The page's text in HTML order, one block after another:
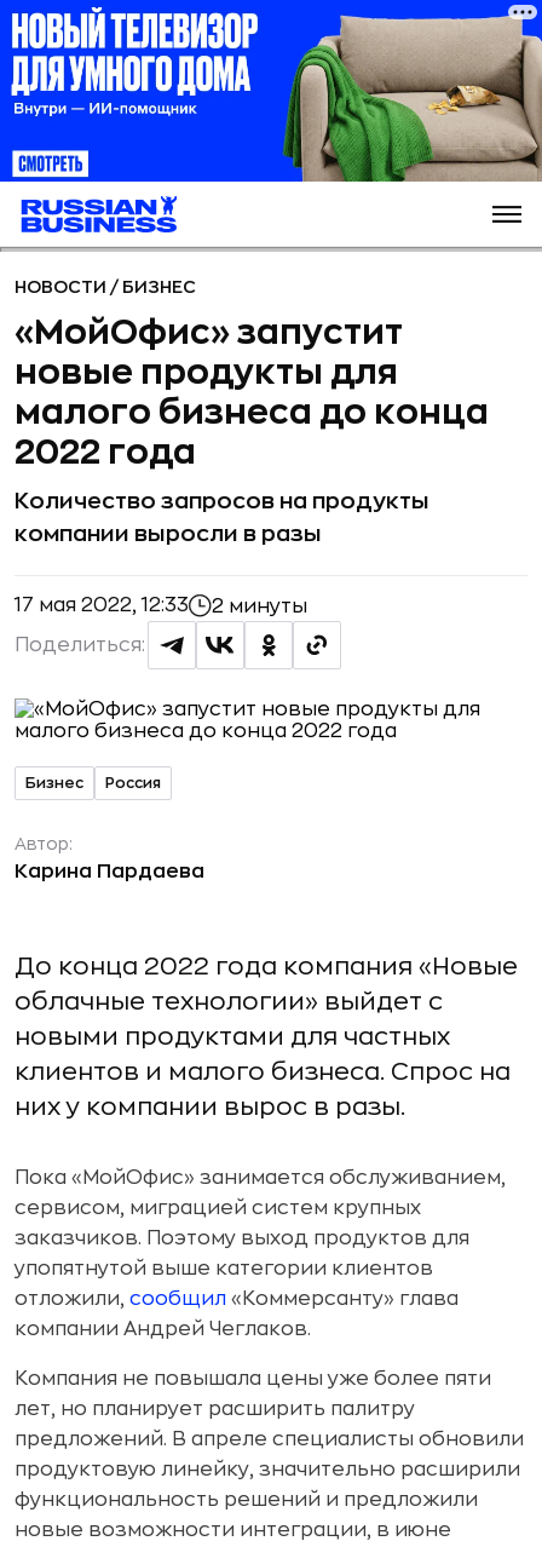
НОВОСТИ / БИЗНЕС
«МойОфис» запустит
новые продукты для
малого бизнеса до конца
2022 года
Количество запросов на продукты
компании выросли в разы
17 мая 2022, 12:33 2 минуты
Поделиться:
Бизнес Россия
Автор:
Карина Пардаева
До конца 2022 года компания «Новые
облачные технологии» выйдет с
новыми продуктами для частных
клиентов и малого бизнеса. Спрос на
них у компании вырос в разы.
Пока «МойОфис» занимается обслуживанием,
сервисом, миграцией систем крупных
заказчиков. Поэтому выход продуктов для
упопятнутой выше категории клиентов
отложили, сообщил «Коммерсанту» глава
компании Андрей Чеглаков.
Компания не повышала цены уже более пяти
лет, но планирует расширить палитру
предложений. В апреле специалисты обновили
продуктовую линейку, значительно расширили
функциональность решений и предложили
новые возможности интеграции, в июне